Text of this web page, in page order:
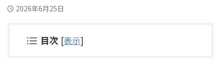
2026年6月25日
目次 [表示]